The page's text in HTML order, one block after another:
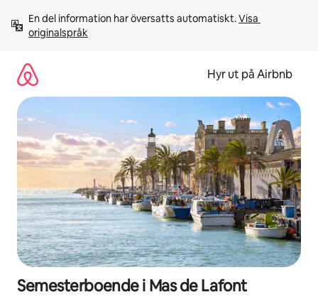
innehåll
En del information har översatts automatiskt. Visa
originalspråk
Hyr ut på Airbnb
Semesterboende i Mas de Lafont